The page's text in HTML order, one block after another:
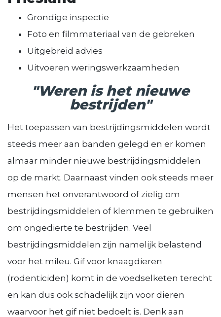
Grondige inspectie
Foto en filmmateriaal van de gebreken
Uitgebreid advies
Uitvoeren weringswerkzaamheden
"Weren is het nieuwe
bestrijden"
Het toepassen van bestrijdingsmiddelen wordt
steeds meer aan banden gelegd en er komen
almaar minder nieuwe bestrijdingsmiddelen
op de markt. Daarnaast vinden ook steeds meer
mensen het onverantwoord of zielig om
bestrijdingsmiddelen of klemmen te gebruiken
om ongedierte te bestrijden. Veel
bestrijdingsmiddelen zijn namelijk belastend
voor het mileu. Gif voor knaagdieren
(rodenticiden) komt in de voedselketen terecht
en kan dus ook schadelijk zijn voor dieren
waarvoor het gif niet bedoelt is. Denk aan